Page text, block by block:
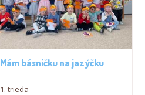
Mám básničku na jazýčku
1. trieda